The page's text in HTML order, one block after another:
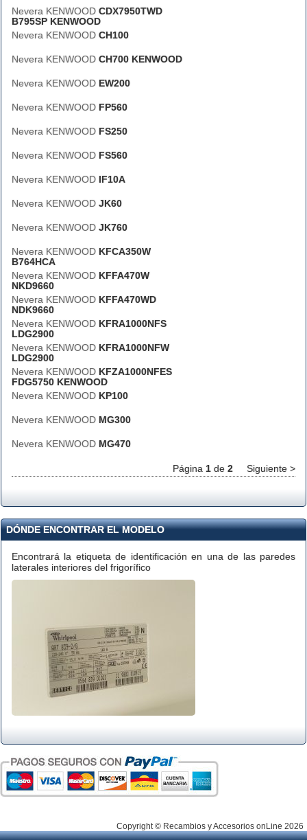
Nevera KENWOOD CDX7950TWD
B795SP KENWOOD
Nevera KENWOOD CH100
Nevera KENWOOD CH700 KENWOOD
Nevera KENWOOD EW200
Nevera KENWOOD FP560
Nevera KENWOOD FS250
Nevera KENWOOD FS560
Nevera KENWOOD IF10A
Nevera KENWOOD JK60
Nevera KENWOOD JK760
Nevera KENWOOD KFCA350W
B764HCA
Nevera KENWOOD KFFA470W
NKD9660
Nevera KENWOOD KFFA470WD
NDK9660
Nevera KENWOOD KFRA1000NFS
LDG2900
Nevera KENWOOD KFRA1000NFW
LDG2900
Nevera KENWOOD KFZA1000NFES
FDG5750 KENWOOD
Nevera KENWOOD KP100
Nevera KENWOOD MG300
Nevera KENWOOD MG470
Página 1 de 2 Siguiente >
DÓNDE ENCONTRAR EL MODELO
Encontrará la etiqueta de identificación en una de las paredes
laterales interiores del frigorífico
Copyright © Recambios y Accesorios onLine 2026